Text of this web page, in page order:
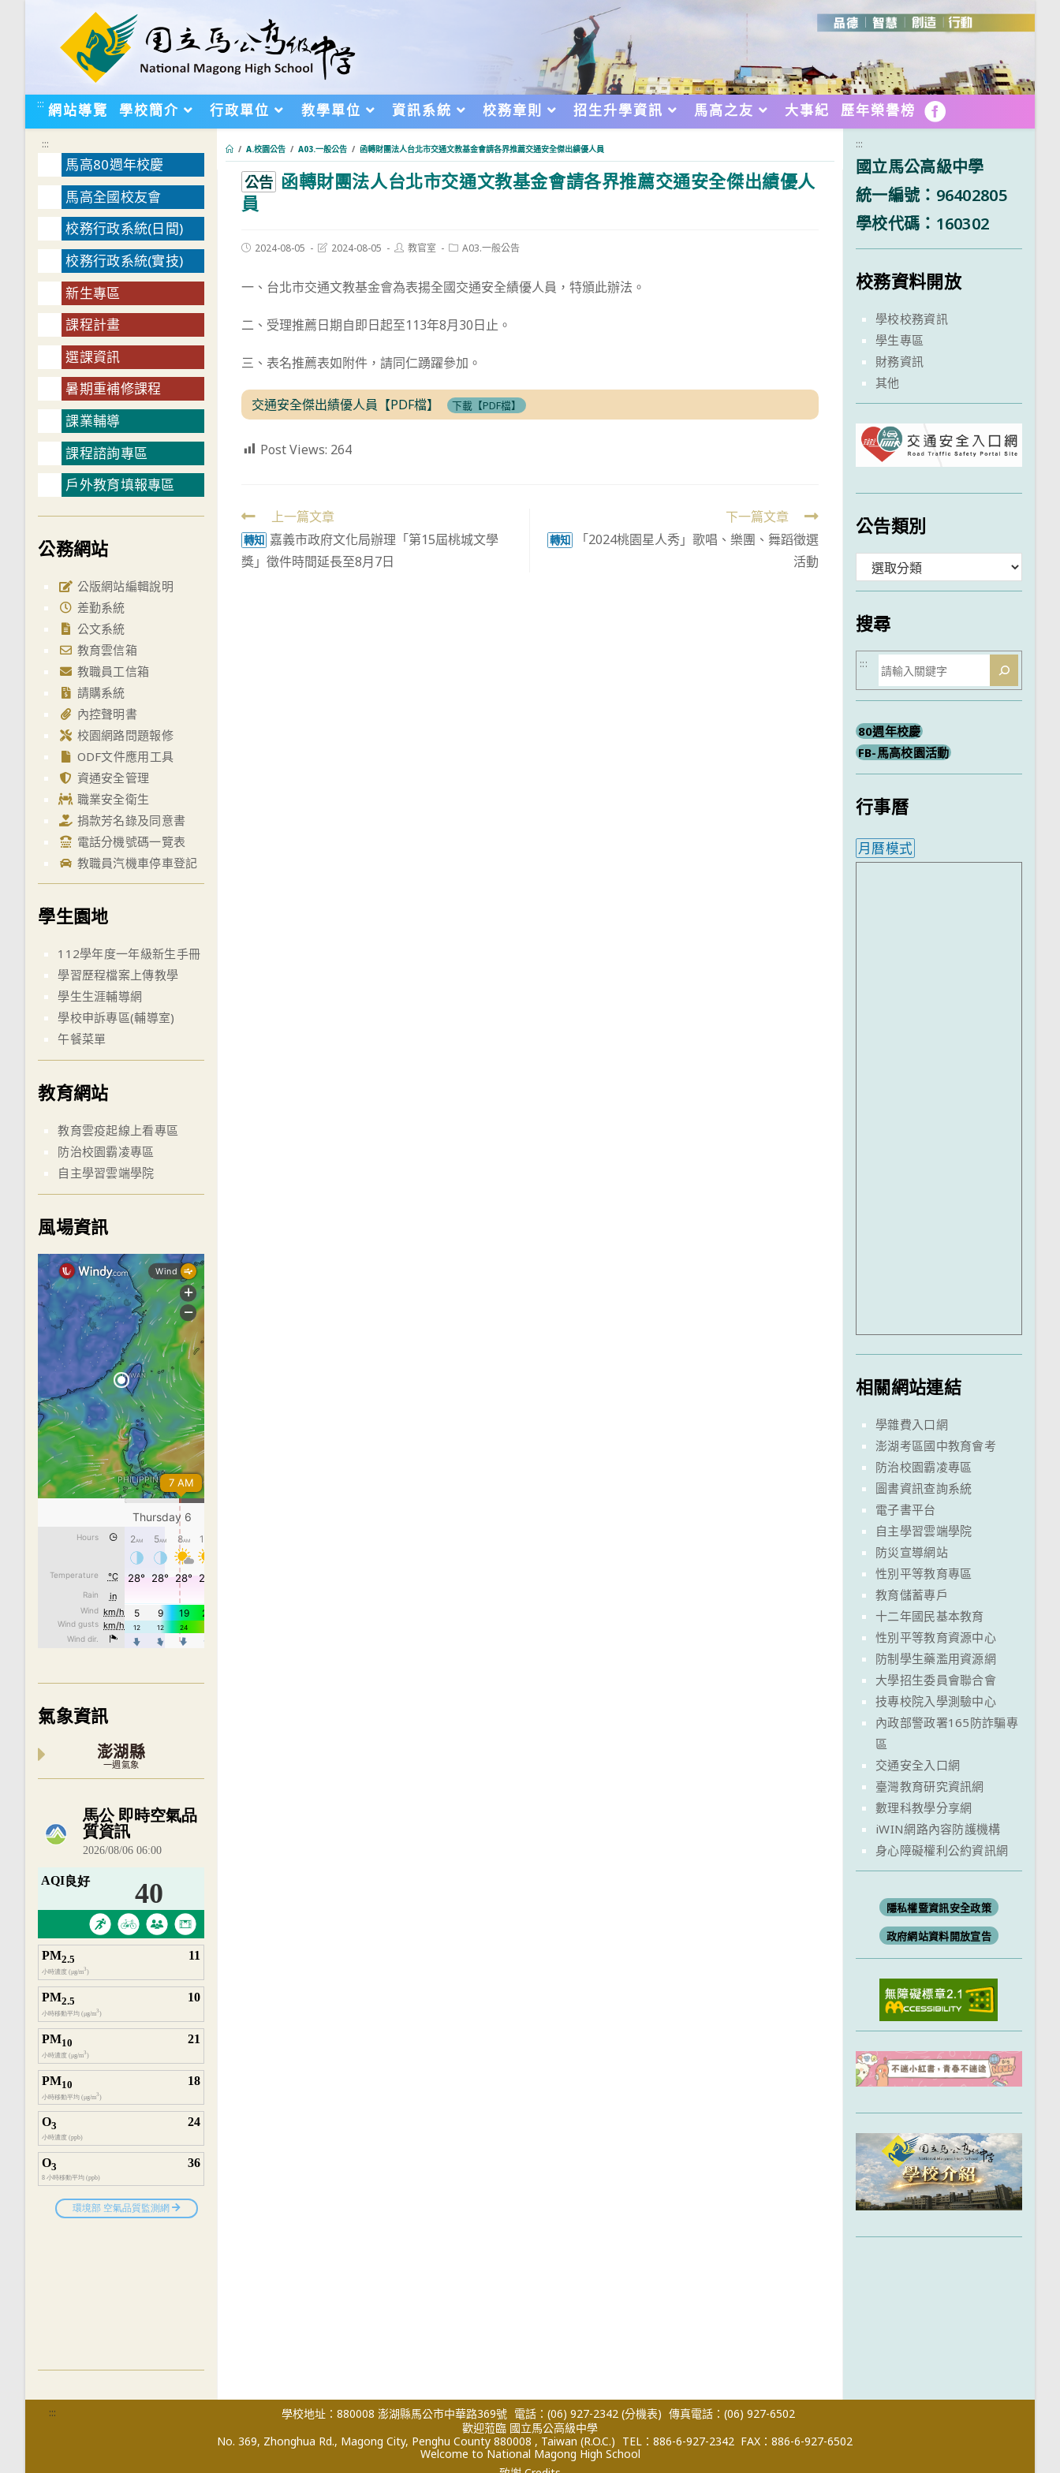
::: 網站導覽 學校簡介 行政單位 教學單位 資訊系統 校務章則 招生升學資訊 馬高之友 大事紀 歷年榮譽榜 FB
/ A.校園公告 / A03.一般公告 / 函轉財團法人台北市交通文教基金會請各界推薦交通安全傑出績優人員
公告 函轉財團法人台北市交通文教基金會請各界推薦交通安全傑出績優人
員
Post2024-08-05
Post2024-08-05
Post教官室
PostA03.一般公告
一、台北市交通文教基金會為表揚全國交通安全績優人員，特頒此辦法。
二、受理推薦日期自即日起至113年8月30日止。
三、表名推薦表如附件，請同仁踴躍參加。
交通安全傑出績優人員【PDF檔】 下載【PDF檔】
Post Views: 264
Read
more
articles
上一篇文章
轉知 嘉義市政府文化局辦理「第15屆桃城文學
獎」徵件時間延長至8月7日
下一篇文章
轉知
「2024桃園星人秀」歌唱、樂團、舞蹈徵選
活動
:::
馬高80週年校慶
馬高全國校友會
校務行政系統(日間)
校務行政系統(實技)
新生專區
課程計畫
選課資訊
暑期重補修課程
課業輔導
課程諮詢專區
戶外教育填報專區
公務網站
公版網站編輯說明
差勤系統
公文系統
教育雲信箱
教職員工信箱
請購系統
內控聲明書
校園網路問題報修
ODF文件應用工具
資通安全管理
職業安全衛生
捐款芳名錄及同意書
電話分機號碼一覽表
教職員汽機車停車登記
學生園地
112學年度一年級新生手冊
學習歷程檔案上傳教學
學生生涯輔導網
學校申訴專區(輔導室)
午餐菜單
教育網站
教育雲疫起線上看專區
防治校園霸凌專區
自主學習雲端學院
風場資訊
氣象資訊
澎湖縣
一週氣象
內嵌空氣品質小工具為視覺預覽，完整即時空氣品質資料請開啟
:::
國立馬公高級中學
統一編號：96402805
學校代碼：160302
校務資料開放
學校校務資訊
學生專區
財務資訊
其他
公告類別
類
搜尋
搜
尋
:::
80週年校慶
FB-馬高校園活動
行事曆
月曆模式
相關網站連結
學雜費入口網
澎湖考區國中教育會考
防治校園霸凌專區
圖書資訊查詢系統
電子書平台
自主學習雲端學院
防災宣導網站
性別平等教育專區
教育儲蓄專戶
十二年國民基本教育
性別平等教育資源中心
防制學生藥濫用資源網
大學招生委員會聯合會
技專校院入學測驗中心
內政部警政署165防詐騙專
區
交通安全入口網
臺灣教育研究資訊網
數理科教學分享網
iWIN網路內容防護機構
身心障礙權利公約資訊網
隱私權暨資訊安全政策
政府網站資料開放宣告
::: 學校地址：880008 澎湖縣馬公市中華路369號 電話：(06) 927-2342 (分機表) 傳真電話：(06) 927-6502
歡迎蒞臨 國立馬公高級中學
No. 369, Zhonghua Rd., Magong City, Penghu County 880008 , Taiwan (R.O.C.) TEL：886-6-927-2342 FAX：886-6-927-6502
Welcome to National Magong High School